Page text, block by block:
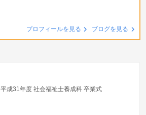
プロフィールを見る ブログを見る
平成31年度 社会福祉士養成科 卒業式